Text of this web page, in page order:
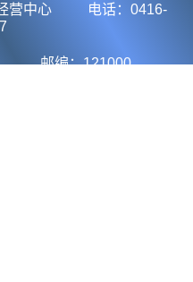
经营中心 电话：0416-
邮编：121000